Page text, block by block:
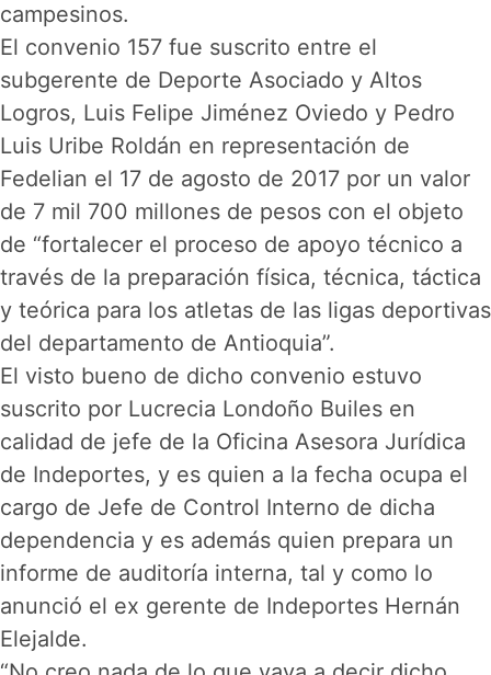
campesinos.
El convenio 157 fue suscrito entre el
subgerente de Deporte Asociado y Altos
Logros, Luis Felipe Jiménez Oviedo y Pedro
Luis Uribe Roldán en representación de
Fedelian el 17 de agosto de 2017 por un valor
de 7 mil 700 millones de pesos con el objeto
de “fortalecer el proceso de apoyo técnico a
través de la preparación física, técnica, táctica
y teórica para los atletas de las ligas deportivas
del departamento de Antioquia”.
El visto bueno de dicho convenio estuvo
suscrito por Lucrecia Londoño Builes en
calidad de jefe de la Oficina Asesora Jurídica
de Indeportes, y es quien a la fecha ocupa el
cargo de Jefe de Control Interno de dicha
dependencia y es además quien prepara un
informe de auditoría interna, tal y como lo
anunció el ex gerente de Indeportes Hernán
Elejalde.